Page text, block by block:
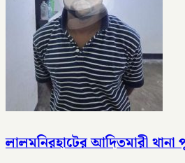
লালমনিরহাটের আদিতমারী